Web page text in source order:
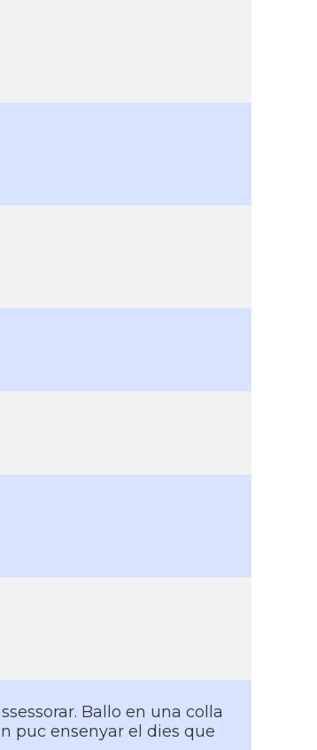
Ballo en una colla
puc ensenyar el dies que